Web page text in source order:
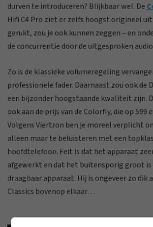
durven te introduceren? Blijkbaar wel. De
Hifi C4 Pro ziet er zelfs hoogst origineel
gerukt, zou je ook kunnen zeggen – en
de concurrentie door de uitgesproken
Zo is de klassieke volumeregeling
professionele fader. Daarnaast zou ook de
een bijzonder hoogstaande kwaliteit zijn.
ook aan de prijs van de Colorfly, die op 599
Volgens Viertron ben je moreel verplicht
alleen maar te beluisteren met een
hoofdtelefoon. Feit is dat het apparaat
afgewerkt en dat het buitensporig groot is
draagbaar apparaat. Hij is ongeveer zo dik
Classics bovenop elkaar…